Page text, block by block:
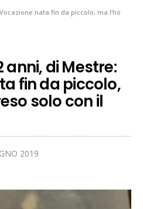
nata fin da piccolo, ma l’ho
anni, di Mestre:
fin da piccolo,
solo con il
2019